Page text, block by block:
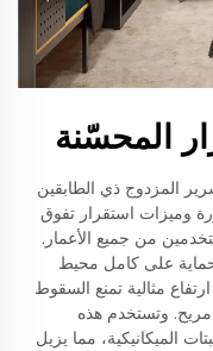
المحسّنة
المزدوج ذي الطابقين
وميزات استقرار تفوق
من جميع الأعمار.
حماية على كامل محيط
مثالية تمنع السقوط
وتستخدم هذه
الميكانيكية، مما يزيل